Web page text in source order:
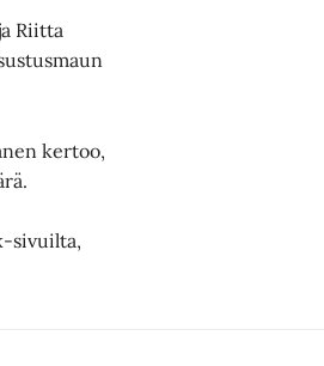
Riitta
kertoo,
sivuilta,